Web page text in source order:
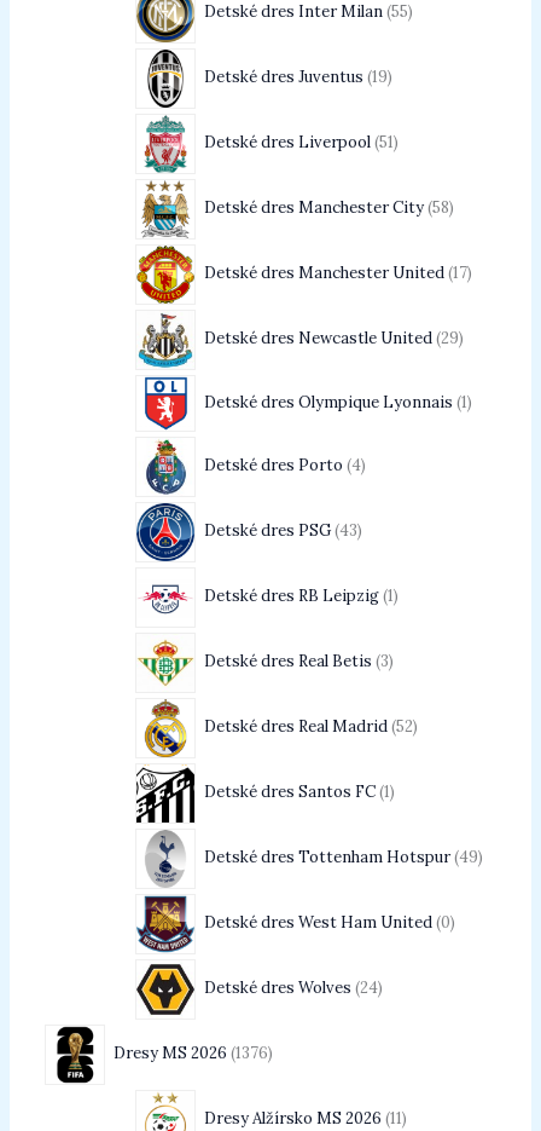
Detské dres Inter Milan 55
Detské dres Juventus 19
Detské dres Liverpool 51
Detské dres Manchester City 58
Detské dres Manchester United 17
Detské dres Newcastle United 29
Detské dres Olympique Lyonnais 1
Detské dres Porto 4
Detské dres PSG 43
Detské dres RB Leipzig 1
Detské dres Real Betis 3
Detské dres Real Madrid 52
Detské dres Santos FC 1
Detské dres Tottenham Hotspur 49
Detské dres West Ham United 0
Detské dres Wolves 24
Dresy MS 2026 1376
Dresy Alžírsko MS 2026 11